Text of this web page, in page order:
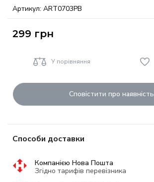
Артикул: ART0703PB
299 грн
У порівняння
Сповістити про наявність
Способи доставки
Компанією Нова Пошта
Згідно тарифів перевізника